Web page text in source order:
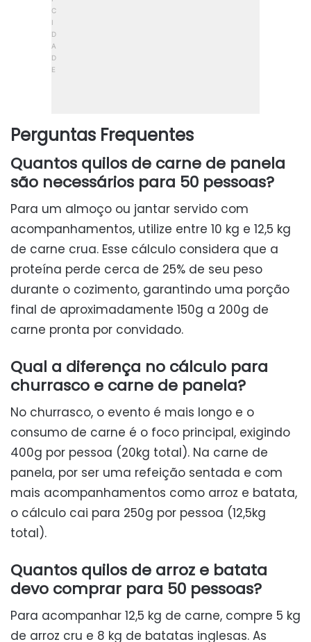
Perguntas Frequentes
Quantos quilos de carne de panela
são necessários para 50 pessoas?
Para um almoço ou jantar servido com
acompanhamentos, utilize entre 10 kg e 12,5 kg
de carne crua. Esse cálculo considera que a
proteína perde cerca de 25% de seu peso
durante o cozimento, garantindo uma porção
final de aproximadamente 150g a 200g de
carne pronta por convidado.
Qual a diferença no cálculo para
churrasco e carne de panela?
No churrasco, o evento é mais longo e o
consumo de carne é o foco principal, exigindo
400g por pessoa (20kg total). Na carne de
panela, por ser uma refeição sentada e com
mais acompanhamentos como arroz e batata,
o cálculo cai para 250g por pessoa (12,5kg
total).
Quantos quilos de arroz e batata
devo comprar para 50 pessoas?
Para acompanhar 12,5 kg de carne, compre 5 kg
de arroz cru e 8 kg de batatas inglesas. As